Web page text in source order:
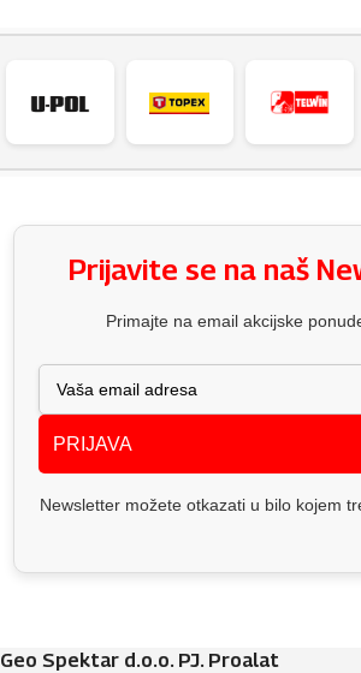
Prijavite se na naš
Primajte na email akcijske
PRIJAVA
Newsletter možete otkazati u bilo kojem
Geo Spektar d.o.o. PJ. Proalat